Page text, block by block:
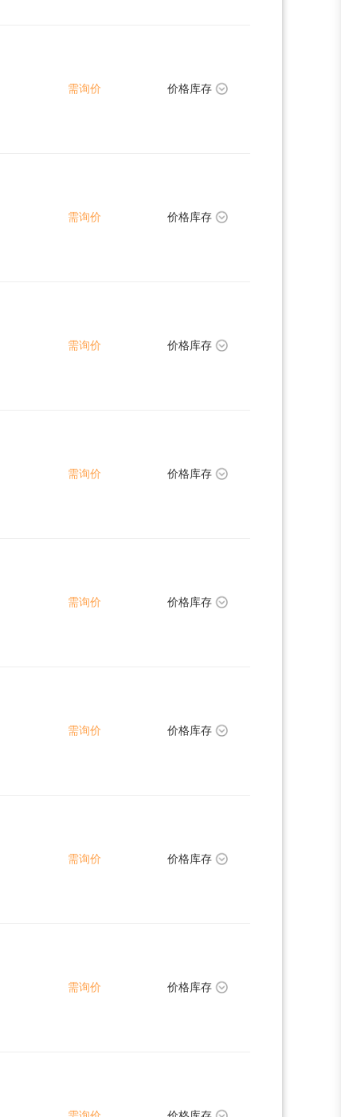
需询价 价格库存
需询价 价格库存
需询价 价格库存
需询价 价格库存
需询价 价格库存
需询价 价格库存
需询价 价格库存
需询价 价格库存